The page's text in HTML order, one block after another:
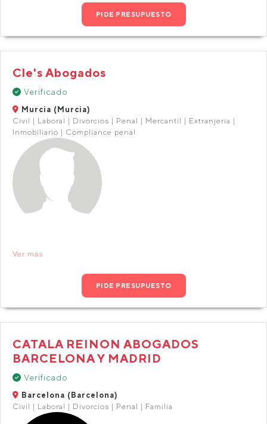
PIDE PRESUPUESTO
Cle's Abogados
Verificado
Murcia (Murcia)
Civil | Laboral | Divorcios | Penal | Mercantil | Extranjería |
Inmobiliario | Compliance penal
Ver más
PIDE PRESUPUESTO
CATALA REINON ABOGADOS
BARCELONA Y MADRID
Verificado
Barcelona (Barcelona)
Civil | Laboral | Divorcios | Penal | Familia